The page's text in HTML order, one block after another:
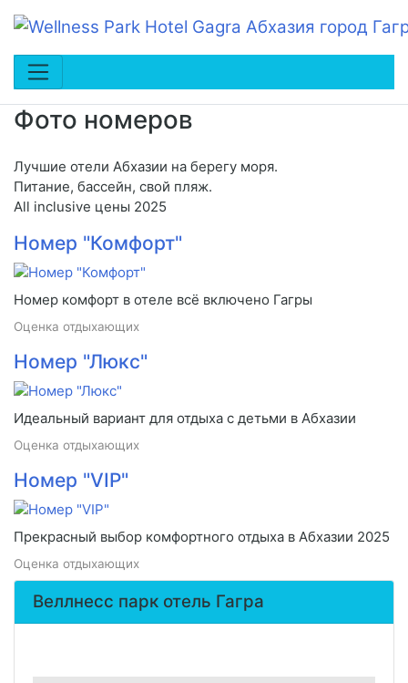
Фото номеров
Лучшие отели Абхазии на берегу моря.
Питание, бассейн, свой пляж.
All inclusive цены 2025
Номер "Комфорт"
Номер комфорт в отеле всё включено Гагры
Оценка отдыхающих
Номер "Люкс"
Идеальный вариант для отдыха с детьми в Абхазии
Оценка отдыхающих
Номер "VIP"
Прекрасный выбор комфортного отдыха в Абхазии 2025
Оценка отдыхающих
Веллнесс парк отель Гагра